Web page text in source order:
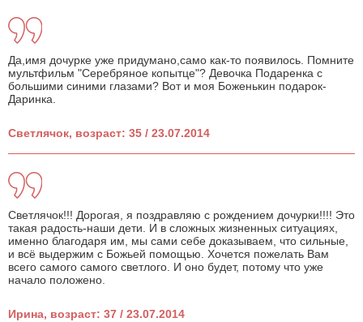
Да,имя дочурке уже придумано,само как-то появилось. Помните
мультфильм "Серебряное копытце"? Девочка Подаренка с
большими синими глазами? Вот и моя Боженькин подарок-
Даринка.
Светлячок, возраст: 35 / 23.07.2014
Светлячок!!! Дорогая, я поздравляю с рождением дочурки!!!! Это
такая радость-наши дети. И в сложных жизненных ситуациях,
именно благодаря им, мы сами себе доказываем, что сильные,
и всё выдержим с Божьей помощью. Хочется пожелать Вам
всего самого самого светлого. И оно будет, потому что уже
начало положено.
Ирина, возраст: 37 / 23.07.2014